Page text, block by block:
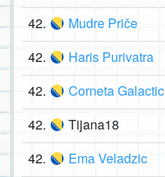
42. Mudre Priče
42. Haris Purivatra
42. Corneta Galactic
42. Tijana18
42. Ema Veladzic